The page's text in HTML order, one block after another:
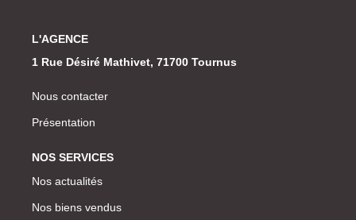
L'AGENCE
1 Rue Désiré Mathivet, 71700 Tournus
Nous contacter
Présentation
NOS SERVICES
Nos actualités
Nos biens vendus